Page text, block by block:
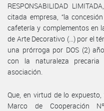
RESPONSABILIDAD
citada empresa, “la
cafetería y complementos en
de Arte Decorativo (...) por el
una prórroga por DOS (2)
con la naturaleza
asociación.
Que, en virtud de lo
Marco de Cooperación Nº